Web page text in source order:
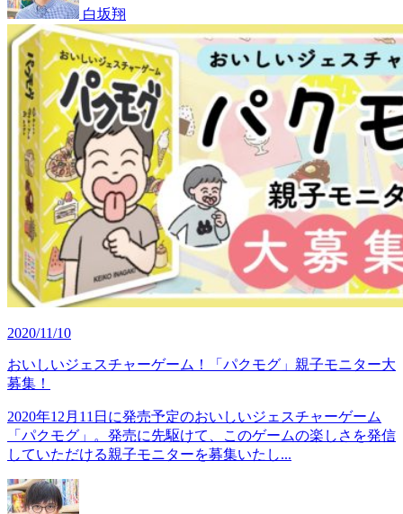
白坂翔
2020/11/10
おいしいジェスチャーゲーム！「パクモグ」親子モニター大
募集！
2020年12月11日に発売予定のおいしいジェスチャーゲーム
「パクモグ」。発売に先駆けて、このゲームの楽しさを発信
していただける親子モニターを募集いたし...